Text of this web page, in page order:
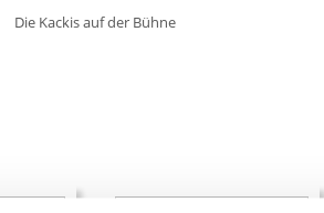
Die Kackis auf der Bühne